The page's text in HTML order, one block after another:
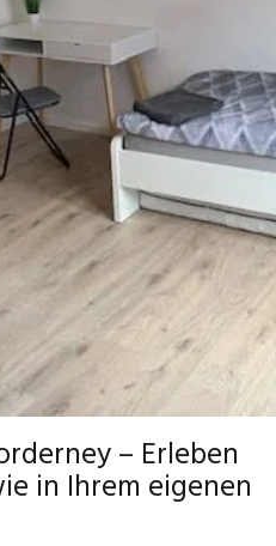
– Erleben
in Ihrem eigenen